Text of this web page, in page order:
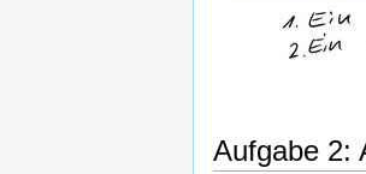
Aufgabe 2: